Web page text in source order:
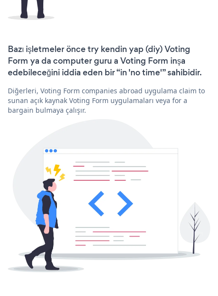
Bazı işletmeler önce try kendin yap (diy) Voting
Form ya da computer guru a Voting Form inşa
edebileceğini iddia eden bir “in 'no time'” sahibidir.
Diğerleri, Voting Form companies abroad uygulama claim to
sunan açık kaynak Voting Form uygulamaları veya for a
bargain bulmaya çalışır.